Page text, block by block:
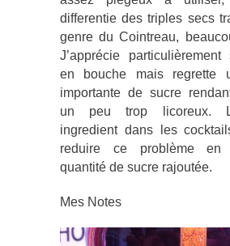
differentie des triples secs
genre du Cointreau,
J’apprécie
en bouche mais regrette
importante de sucre
un peu trop licoreux.
ingredient dans les
reduire ce problème en
quantité de sucre rajoutée.
Mes Notes